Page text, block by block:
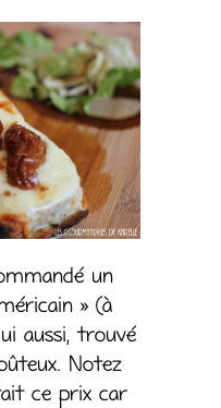
un
» (à
aussi, trouvé
Notez
ce prix car